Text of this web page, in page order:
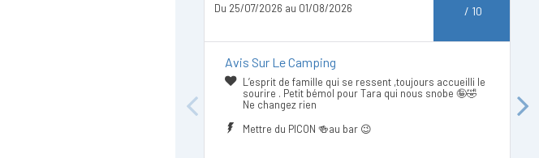
Previous
Du 25/07/2026 au 01/08/2026
/ 10
Avis Sur Le Camping
L’esprit de famille qui se ressent ,toujours accueilli le
sourire . Petit bémol pour Tara qui nous snobe 🤪🤣
Ne changez rien
Mettre du PICON 🍻au bar 😉
Next